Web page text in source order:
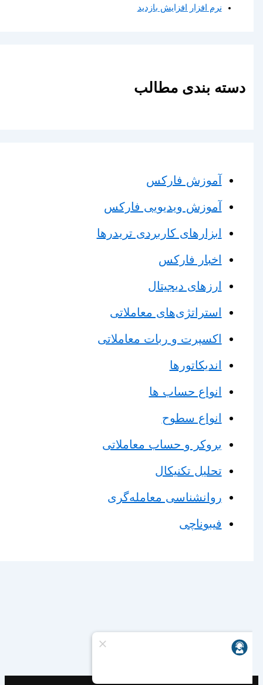
نرم افزار افزایش بازدید
دسته بندی مطالب
آموزش فارکس
آموزش ویدیویی فارکس
ابزارهای کاربردی تریدرها
اخبار فارکس
ارزهای دیجیتال
استراتژی‌های معاملاتی
اکسپرت و ربات معاملاتی
اندیکاتورها
انواع حساب ها
انواع سطوح
بروکر و حساب معاملاتی
تحلیل تکنیکال
روانشناسی معامله‌گری
فیبوناچی